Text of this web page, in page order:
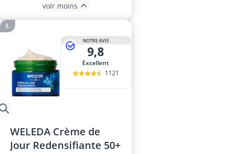
voir moins
NOTRE AVIS
9,8
Excellent
1121
WELEDA Crème de
Jour Redensifiante 50+